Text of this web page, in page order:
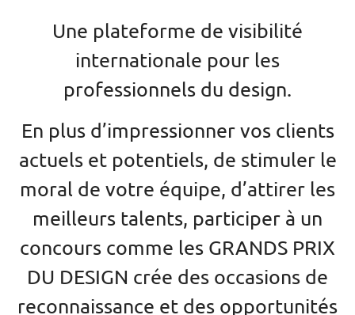
Une plateforme de visibilité
internationale pour les
professionnels du design.
En plus d’impressionner vos clients
actuels et potentiels, de stimuler le
moral de votre équipe, d’attirer les
meilleurs talents, participer à un
concours comme les GRANDS PRIX
DU DESIGN crée des occasions de
reconnaissance et des opportunités